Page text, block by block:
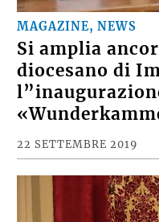
MAGAZINE, NEWS
Si amplia
diocesano di
22 SETTEMBRE 2019